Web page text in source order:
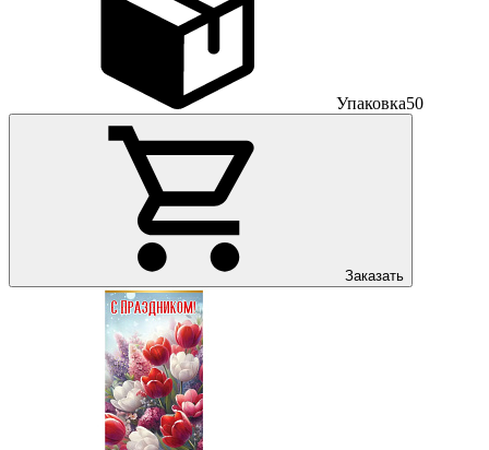
Упаковка50
Заказать